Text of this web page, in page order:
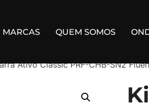
MARCAS QUEM SOMOS
Ativo Classic PRF-CHB-SN2